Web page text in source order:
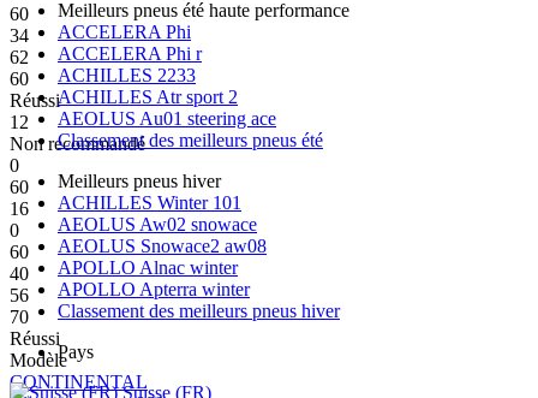
60
34
62
60
Réussi
12
Non recommandé
0
60
16
0
60
40
56
70
Réussi
Modèle
CONTINENTAL
Meilleurs pneus été haute performance
ACCELERA Phi
ACCELERA Phi r
ACHILLES 2233
ACHILLES Atr sport 2
AEOLUS Au01 steering ace
Classement des meilleurs pneus été
Meilleurs pneus hiver
ACHILLES Winter 101
AEOLUS Aw02 snowace
AEOLUS Snowace2 aw08
APOLLO Alnac winter
APOLLO Apterra winter
Classement des meilleurs pneus hiver
Pays
Suisse (FR)